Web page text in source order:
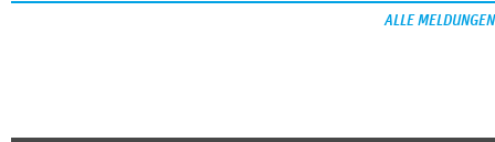
ALLE MELDUNGEN